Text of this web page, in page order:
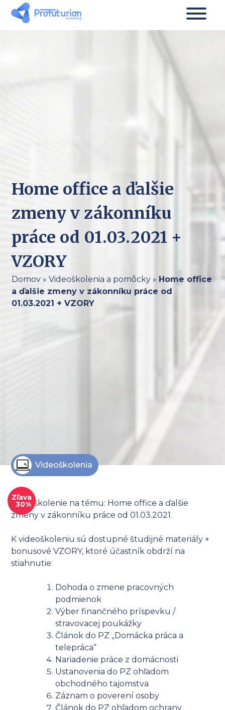
Home office a ďalšie
zmeny v zákonníku
práce od 01.03.2021 +
VZORY
Domov» Videoškolenia a pomôcky» Home office
a ďalšie zmeny v zákonníku práce od
01.03.2021 + VZORY
Videoškolenia
Zľava
30%
Videoškolenie na tému: Home office a ďalšie
zmeny v zákonníku práce od 01.03.2021.
K videoškoleniu sú dostupné študijné materiály +
bonusové VZORY, ktoré účastník obdrží na
stiahnutie:
Dohoda o zmene pracovných
podmienok
Výber finančného príspevku /
stravovacej poukážky
Článok do PZ „Domácka práca a
telepráca“
Nariadenie práce z domácnosti
Ustanovenia do PZ ohľadom
obchodného tajomstva
Záznam o poverení osoby
Článok do PZ ohľadom ochrany